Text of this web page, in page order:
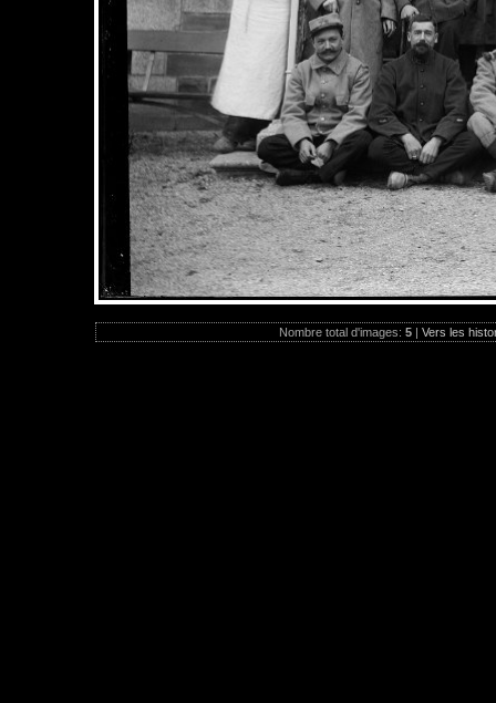
Nombre total d'images: 5 | Vers les